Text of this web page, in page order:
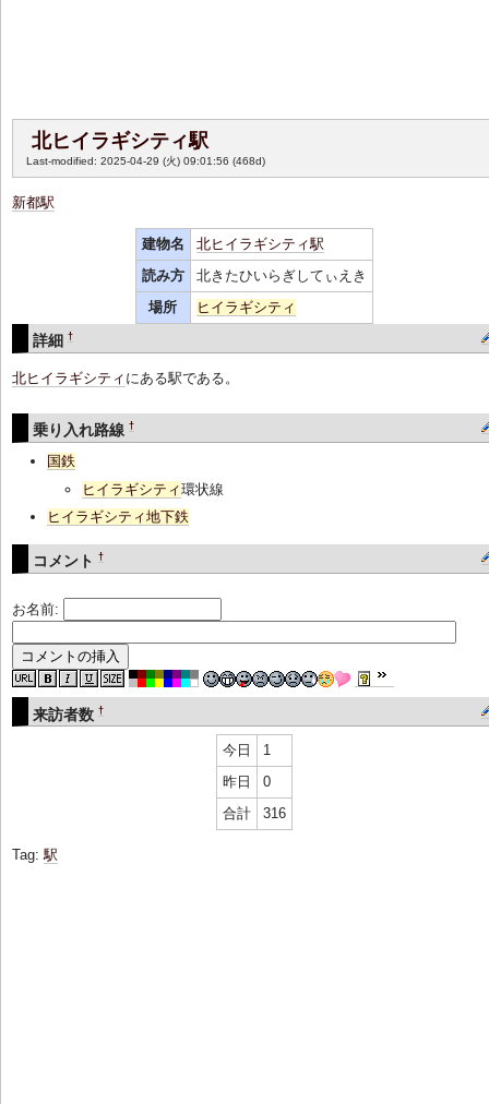
北ヒイラギシティ駅
Last-modified: 2025-04-29 (火) 09:01:56 (468d)
新都駅
建物名
北ヒイラギシティ駅
読み方
北きたひいらぎしてぃえき
場所
ヒイラギシティ
詳細 †
北ヒイラギシティ にある駅である。
乗り入れ路線 †
国鉄
ヒイラギシティ環状線
ヒイラギシティ地下鉄
コメント †
お名前:
来訪者数 †
今日
1
昨日
0
合計
316
Tag:駅